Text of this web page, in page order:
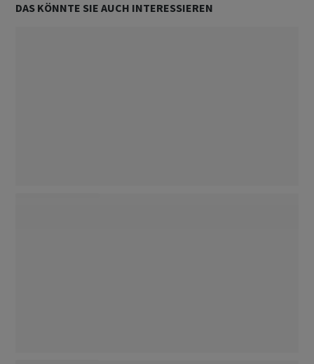
DAS KÖNNTE SIE AUCH INTERESSIEREN